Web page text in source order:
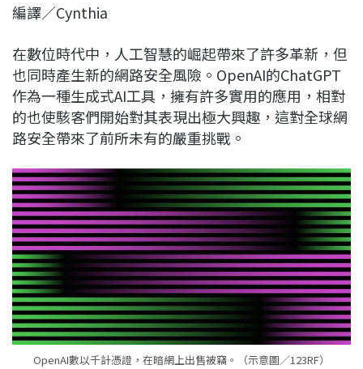
c
b
o
o
k
n
a
d
s
e
d
I
n
L
i
n
k
編譯／Cynthia
在數位時代中，人工智慧的崛起帶來了許多革新，但
也同時產生新的網路安全風險。OpenAI的ChatGPT
作為一種生成式AI工具，擁有許多實用的應用，相對
的也使駭客們開始對其表現出極大興趣，這對全球網
路安全帶來了前所未有的嚴重挑戰。
OpenAI數以千計憑證，在暗網上出售被竊。（示意圖／123RF）